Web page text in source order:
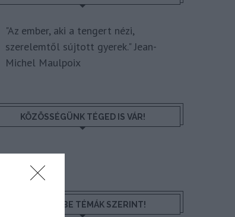
"Az ember, aki a tengert nézi,
szerelemtől sújtott gyerek." Jean-
Michel Maulpoix
KÖZÖSSÉGÜNK TÉGED IS VÁR!
NÉZZ KÖRBE TÉMÁK SZERINT!